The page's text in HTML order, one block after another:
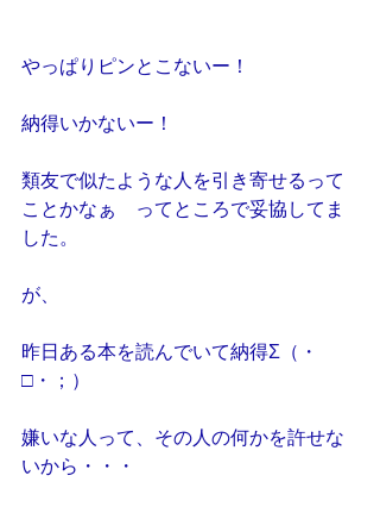
やっぱりピンとこないー！
納得いかないー！
類友で似たような人を引き寄せるって
ことかなぁ　ってところで妥協してま
した。
が、
昨日ある本を読んでいて納得Σ（・
□・；）
嫌いな人って、その人の何かを許せな
いから・・・